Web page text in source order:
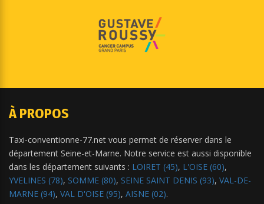
À PROPOS
Taxi-conventionne-77.net vous permet de réserver dans le
département Seine-et-Marne. Notre service est aussi disponible
dans les département suivants : LOIRET (45), L'OISE (60),
YVELINES (78), SOMME (80), SEINE SAINT DENIS (93), VAL-DE-
MARNE (94), VAL D'OISE (95), AISNE (02).